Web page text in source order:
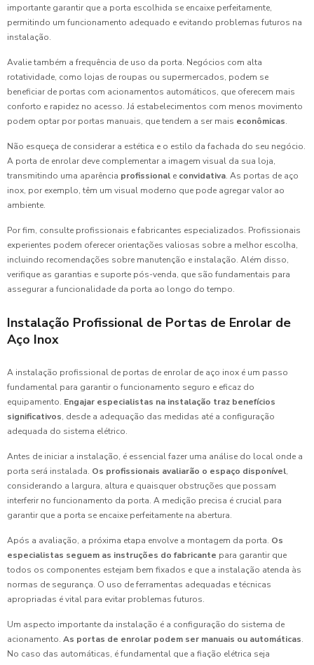
importante garantir que a porta escolhida se encaixe perfeitamente,
permitindo um funcionamento adequado e evitando problemas futuros na
instalação.
Avalie também a frequência de uso da porta. Negócios com alta
rotatividade, como lojas de roupas ou supermercados, podem se
beneficiar de portas com acionamentos automáticos, que oferecem mais
conforto e rapidez no acesso. Já estabelecimentos com menos movimento
podem optar por portas manuais, que tendem a ser mais econômicas.
Não esqueça de considerar a estética e o estilo da fachada do seu negócio.
A porta de enrolar deve complementar a imagem visual da sua loja,
transmitindo uma aparência profissional e convidativa. As portas de aço
inox, por exemplo, têm um visual moderno que pode agregar valor ao
ambiente.
Por fim, consulte profissionais e fabricantes especializados. Profissionais
experientes podem oferecer orientações valiosas sobre a melhor escolha,
incluindo recomendações sobre manutenção e instalação. Além disso,
verifique as garantias e suporte pós-venda, que são fundamentais para
assegurar a funcionalidade da porta ao longo do tempo.
Instalação Profissional de Portas de Enrolar de
Aço Inox
A instalação profissional de portas de enrolar de aço inox é um passo
fundamental para garantir o funcionamento seguro e eficaz do
equipamento. Engajar especialistas na instalação traz benefícios
significativos, desde a adequação das medidas até a configuração
adequada do sistema elétrico.
Antes de iniciar a instalação, é essencial fazer uma análise do local onde a
porta será instalada. Os profissionais avaliarão o espaço disponível,
considerando a largura, altura e quaisquer obstruções que possam
interferir no funcionamento da porta. A medição precisa é crucial para
garantir que a porta se encaixe perfeitamente na abertura.
Após a avaliação, a próxima etapa envolve a montagem da porta. Os
especialistas seguem as instruções do fabricante para garantir que
todos os componentes estejam bem fixados e que a instalação atenda às
normas de segurança. O uso de ferramentas adequadas e técnicas
apropriadas é vital para evitar problemas futuros.
Um aspecto importante da instalação é a configuração do sistema de
acionamento. As portas de enrolar podem ser manuais ou automáticas.
No caso das automáticas, é fundamental que a fiação elétrica seja